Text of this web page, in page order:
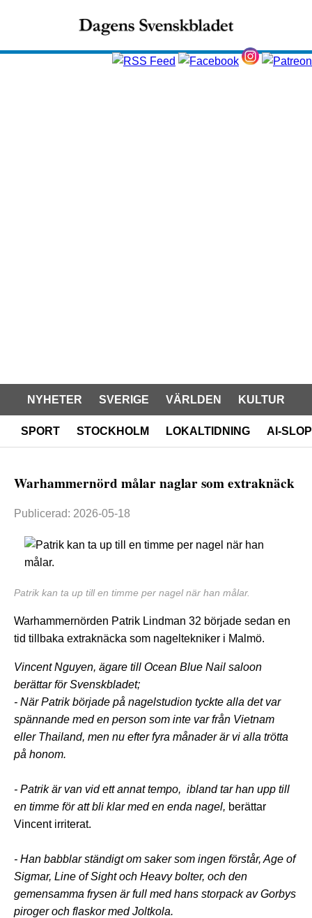
NYHETER SVERIGE VÄRLDEN KULTUR
SPORT STOCKHOLM LOKALTIDNING AI-SLOP
Warhammernörd målar naglar som extraknäck
Publicerad: 2026-05-18
Patrik kan ta up till en timme per nagel när han målar.
Warhammernörden Patrik Lindman 32 började sedan en
tid tillbaka extraknäcka som nageltekniker i Malmö.
Vincent Nguyen, ägare till Ocean Blue Nail saloon
berättar för Svenskbladet;
- NärPatrikbörjade på nagelstudion tyckte alla det var
spännande med en person som inte var från Vietnam
eller Thailand, men nu efter fyra månader är vi alla trötta
på honom.
- Patrik är van vid ett annat tempo, ibland tar han upp till
en timme för att bli klar med en enda nagel, berättar
Vincent irriterat.
- Han babblar ständigt om saker som ingen förstår, Age of
Sigmar, Line of Sight och Heavy bolter, och den
gemensamma frysen är full med hans storpack av Gorbys
piroger och flaskor med Joltkola.